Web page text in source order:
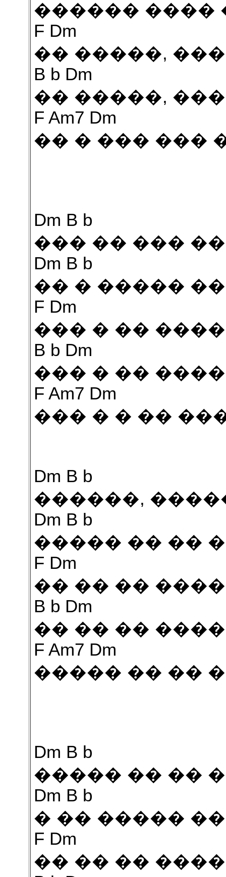
������ ����
F Dm
�� �����,
B b Dm
�� �����,
F Am7 Dm
�� � ��� ���
Dm B b
��� �� ���
Dm B b
�� � �����
F Dm
��� � ��
B b Dm
��� � ��
F Am7 Dm
��� � � ��
Dm B b
������,
Dm B b
����� �� ��
F Dm
�� �� ��
B b Dm
�� �� ��
F Am7 Dm
����� �� ��
Dm B b
����� �� ��
Dm B b
� �� �����
F Dm
�� �� ��